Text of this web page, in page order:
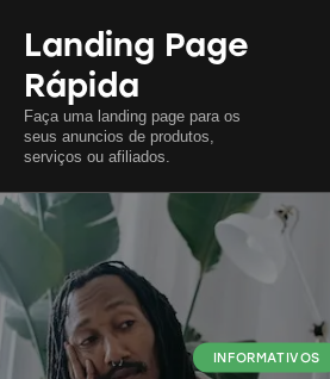
Landing Page
Rápida
Faça uma landing page para os
seus anuncios de produtos,
serviços ou afiliados.
INFORMATIVOS